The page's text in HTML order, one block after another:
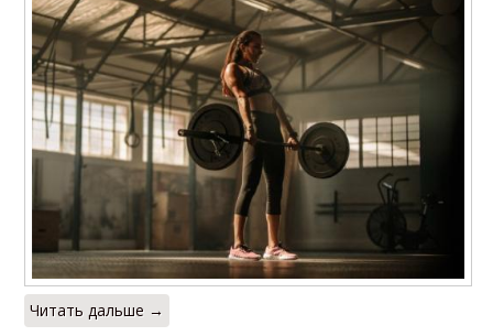
Читать дальше →